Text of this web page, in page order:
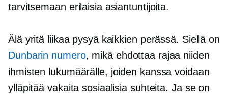
tarvitsemaan erilaisia ​​asiantuntijoita.
Älä yritä liikaa pysyä kaikkien perässä. Siellä on
Dunbarin numero, mikä ehdottaa rajaa niiden
ihmisten lukumäärälle, joiden kanssa voidaan
ylläpitää vakaita sosiaalisia suhteita. Ja se on